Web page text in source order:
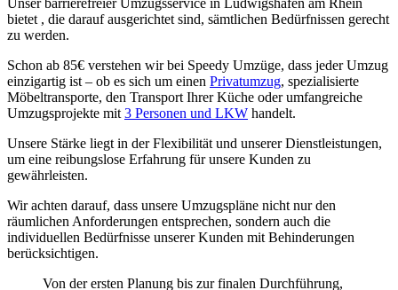
Unser barrierefreier Umzugsservice in Ludwigshafen am Rhein
bietet , die darauf ausgerichtet sind, sämtlichen Bedürfnissen gerecht
zu werden.
Schon ab 85€ verstehen wir bei Speedy Umzüge, dass jeder Umzug
einzigartig ist – ob es sich um einen Privatumzug, spezialisierte
Möbeltransporte, den Transport Ihrer Küche oder umfangreiche
Umzugsprojekte mit 3 Personen und LKW handelt.
Unsere Stärke liegt in der Flexibilität und unserer Dienstleistungen,
um eine reibungslose Erfahrung für unsere Kunden zu
gewährleisten.
Wir achten darauf, dass unsere Umzugspläne nicht nur den
räumlichen Anforderungen entsprechen, sondern auch die
individuellen Bedürfnisse unserer Kunden mit Behinderungen
berücksichtigen.
Von der ersten Planung bis zur finalen Durchführung,